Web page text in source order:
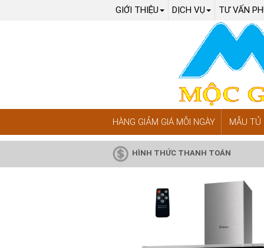
GIỚI THIỆU DỊCH VỤ TƯ VẤN
HÀNG GIẢM GIÁ MỖI NGÀY MẪU TỦ
HÌNH THỨC THANH TOÁN